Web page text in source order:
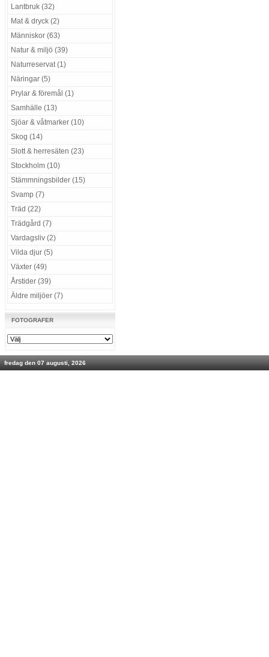
Lantbruk (32)
Mat & dryck (2)
Människor (63)
Natur & miljö (39)
Naturreservat (1)
Näringar (5)
Prylar & föremål (1)
Samhälle (13)
Sjöar & våtmarker (10)
Skog (14)
Slott & herresäten (23)
Stockholm (10)
Stämmningsbilder (15)
Svamp (7)
Träd (22)
Trädgård (7)
Vardagsliv (2)
Vilda djur (5)
Växter (49)
Årstider (39)
Äldre miljöer (7)
FOTOGRAFER
fredag den 07 augusti, 2026